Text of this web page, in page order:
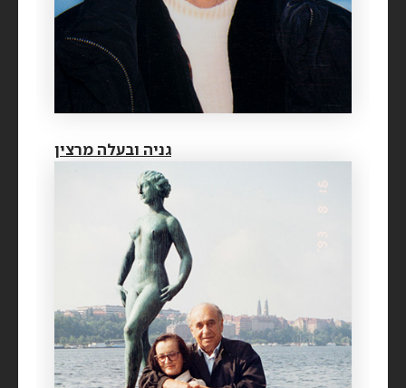
גניה ובעלה מרצין